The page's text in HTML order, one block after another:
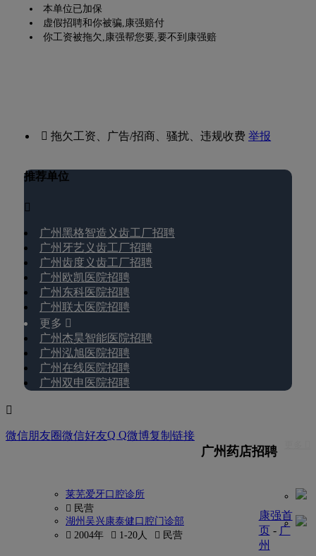
本单位已加保
虚假招聘和你被骗,康强赔付
你工资被拖欠,康强帮您要,要不到康强赔
 拖欠工资、广告/招商、骚扰、违规收费举报
推荐单位

广州黑格智造义齿工厂招聘
广州牙艺义齿工厂招聘
广州齿度义齿工厂招聘
广州欧凯医院招聘
广州东科医院招聘
广州联太医院招聘
更多 
广州杰昊智能医院招聘
广州泓旭医院招聘
广州在线医院招聘
广州双申医院招聘

微信朋友圈微信好友Q Q微博复制链接
广州药店招聘
莱芜爱牙口腔诊所
 民营
湖州吴兴康泰健口腔门诊部
 2004年
 1-20人  民营
康强首
页- 广
州